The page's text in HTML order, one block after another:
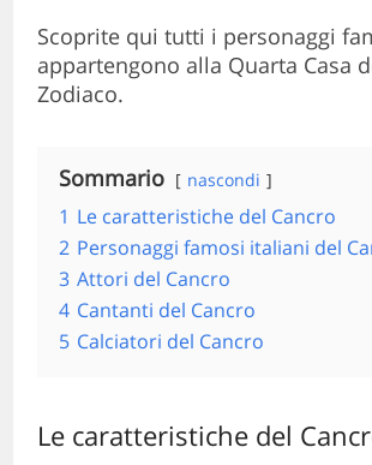
Scoprite qui tutti i personaggi
appartengono alla Quarta Casa
Zodiaco.
Sommario nascondi
1 Le caratteristiche del Cancro
2 Personaggi famosi italiani del
3 Attori del Cancro
4 Cantanti del Cancro
5 Calciatori del Cancro
Le caratteristiche del